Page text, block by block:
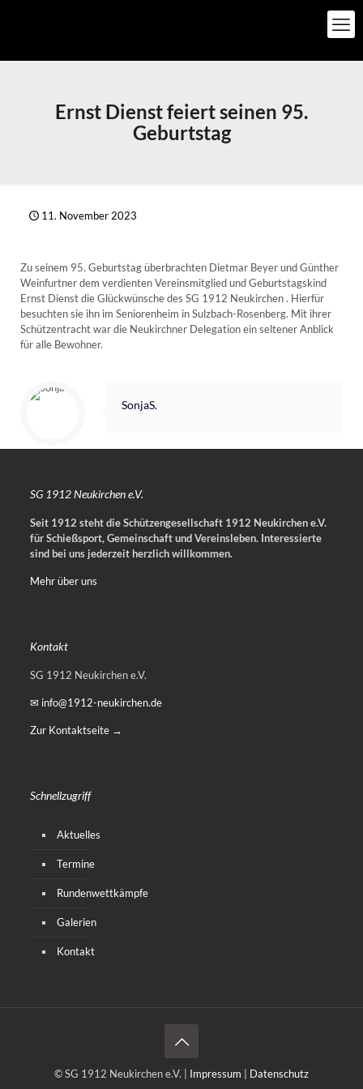
Ernst Dienst feiert seinen 95.
Geburtstag
11. November 2023
Zu seinem 95. Geburtstag überbrachten Dietmar Beyer und Günther
Weinfurtner dem verdienten Vereinsmitglied und Geburtstagskind
Ernst Dienst die Glückwünsche des SG 1912 Neukirchen . Hierfür
besuchten sie ihn im Seniorenheim in Sulzbach-Rosenberg. Mit ihrer
Schützentracht war die Neukirchner Delegation ein seltener Anblick
für alle Bewohner.
SonjaS.
SG 1912 Neukirchen e.V.
Seit 1912 steht die Schützengesellschaft 1912 Neukirchen e.V.
für Schießsport, Gemeinschaft und Vereinsleben. Interessierte
sind bei uns jederzeit herzlich willkommen.
Mehr über uns
Kontakt
SG 1912 Neukirchen e.V.
✉ info@1912-neukirchen.de
Zur Kontaktseite →
Schnellzugriff
Aktuelles
Termine
Rundenwettkämpfe
Galerien
Kontakt
© SG 1912 Neukirchen e.V. | Impressum Datenschutz